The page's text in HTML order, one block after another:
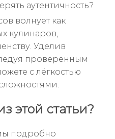
аутентичность?
волнует как
кулинаров,
Уделив
проверенным
с лёгкостью
этой статьи?
подробно